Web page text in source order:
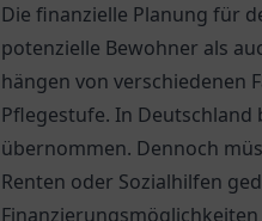
Die finanzielle Planung für
potenzielle Bewohner als
hängen von verschiedenen
Pflegestufe. In
übernommen. Dennoch
Renten oder Sozialhilfen